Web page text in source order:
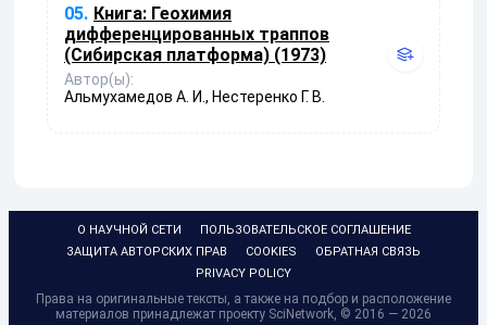
05. Книга: Геохимия
дифференцированных траппов
(Сибирская платформа) (1973)
Автор(ы):
Альмухамедов А. И., Нестеренко Г. В.
О НАУЧНОЙ СЕТИ
ПОЛЬЗОВАТЕЛЬСКОЕ СОГЛАШЕНИЕ
ЗАЩИТА АВТОРСКИХ ПРАВ
COOKIES
ОБРАТНАЯ СВЯЗЬ
PRIVACY POLICY
Права на оригинальные тексты, а также на подбор и расположение
материалов принадлежат проекту SciNetwork, © 2016 — 2026